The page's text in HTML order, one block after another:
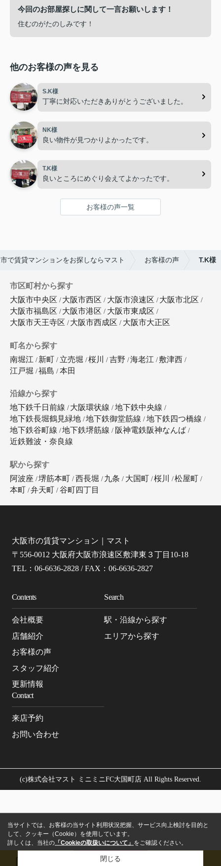
今回のお部屋探しに関して一言お願いします！
住むのがたのしみです！
他のお客様の声を見る
S.K様
丁寧に対応いただきありがとうございました。
NK様
良い物件が見つかりよかったです。
T.K様
良いところにめぐり会えてよかったです。
お客様の声一覧
で賃貸マンションをお探しならマスト お客様の声 T.K様
市区町村から探す
大阪市中央区
大阪市西区 大阪市浪速区
大阪市北区
大阪市福島区
大阪市港区
大阪市東成区
大阪市天王寺区
大阪市西成区 大阪市大正区
町名から探す
南堀江
新町 立売堀 桜川 吉野 海老江
敷津西
江戸堀
福島 本田
沿線から探す
地下鉄千日前線
大阪環状線 地下鉄中央線
地下鉄長堀鶴見緑地
地下鉄御堂筋線 地下鉄四つ橋線
地下鉄谷町線
地下鉄堺筋線 阪神電鉄阪神なんば
近鉄難波・奈良線
駅から探す
阿波座
堺筋本町 西長堀 九条 大国町 桜川
松屋町
本町
弁天町 谷町四丁目
大阪市の賃貸マンション｜マスト
〒556-0012 大阪府大阪市浪速区敷津東３丁目10-18
TEL：06-6636-2828 / FAX：06-6636-2827
Contents
会社概要
店舗紹介
お客様の声
スタッフ紹介
更新情報
Search
駅・沿線から探す
エリアから探す
Contact
来店予約
お問い合わせ
(c)株式会社マスト ミニミニFC大国町店 All Rights Reserved.
来店予約
当サイトでは、お客様の当サイト利用状況把握、サービス向上検討を目的と
して、クッキー（Cookie）を使用しています。
詳しくは、当社の 「Cookieの取扱いについて」 をご確認ください。
閉じる